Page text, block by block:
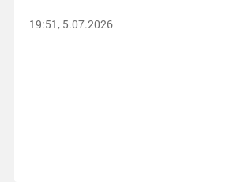
19:51, 5.07.2026